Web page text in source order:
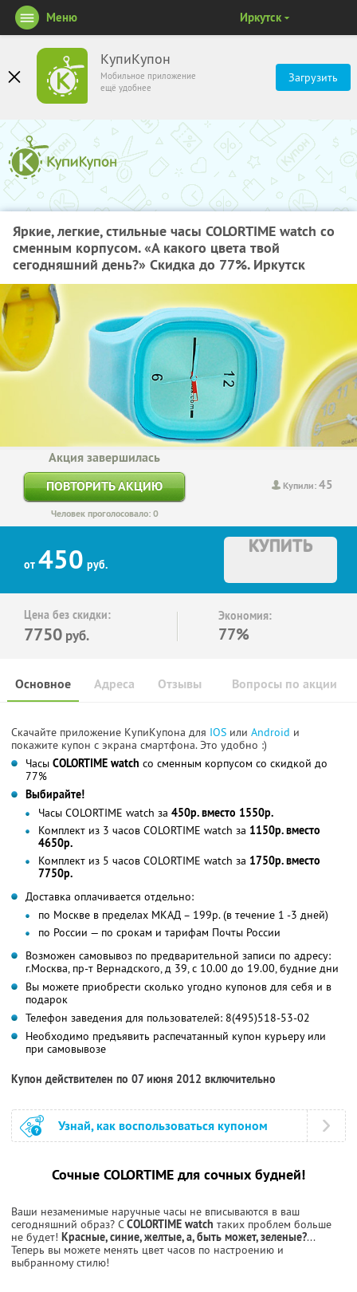
КупиКупон
Мобильное приложение
ещё удобнее
Загрузить
Меню Иркутск
Яркие, легкие, стильные часы COLORTIME watch со
сменным корпусом. «А какого цвета твой
сегодняшний день?» Скидка до 77%. Иркутск
Купили:45
Акция завершилась
ПОВТОРИТЬ АКЦИЮ
Человек проголосовало: 0
от 450 руб.
КУПИТЬ
Цена без скидки:
7750 руб.
Экономия:
77%
Основное Отзывы Вопросы по акции
Адреса
Скачайте приложение КупиКупона для IOS или Android и
покажите купон с экрана смартфона. Это удобно :)
Часы COLORTIME watch со сменным корпусом со скидкой до
77%
Выбирайте!
Часы COLORTIME watch за 450р. вместо 1550р.
Комплект из 3 часов COLORTIME watch за 1150р. вместо
4650р.
Комплект из 5 часов COLORTIME watch за 1750р. вместо
7750р.
Доставка оплачивается отдельно:
по Москве в пределах МКАД – 199р. (в течение 1 -3 дней)
по России — по срокам и тарифам Почты России
Возможен самовывоз по предварительной записи по адресу:
г.Москва, пр-т Вернадского, д 39, с 10.00 до 19.00, будние дни
Вы можете приобрести сколько угодно купонов для себя и в
подарок
Телефон заведения для пользователей: 8(495)518-53-02
Необходимо предъявить распечатанный купон курьеру или
при самовывозе
Купон действителен по 07 июня 2012 включительно
Узнай, как воспользоваться купоном
Сочные COLORTIME для сочных будней!
Ваши незаменимые наручные часы не вписываются в ваш
сегодняшний образ? СCOLORTIME watch таких проблем больше
не будет! Красные, синие, желтые, а, быть может, зеленые?...
Теперь вы можете менять цвет часов по настроению и
выбранному стилю!